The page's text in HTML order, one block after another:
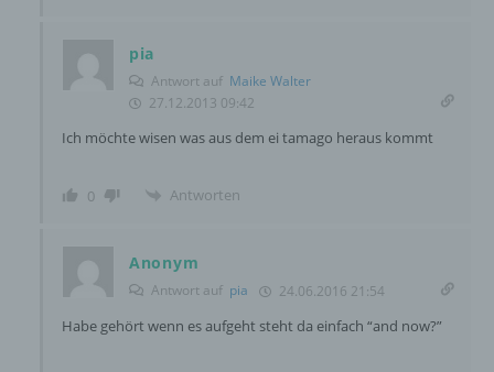
pia
Antwort auf Maike Walter
27.12.2013 09:42
Ich möchte wisen was aus dem ei tamago heraus kommt
0 Antworten
Anonym
Antwort auf pia 24.06.2016 21:54
Habe gehört wenn es aufgeht steht da einfach “and now?”
Lage, Gesundheit, persönlicher Vorlieben,
Aufenthaltsort oder Ortswechsel dieser
natürlichen Person zu analysieren oder
vorherzusagen.
Pseudonymisierung ist die Verarbeitung
personenbezogener Daten in einer Weise,
ohne Hinzuziehung zusätzlicher